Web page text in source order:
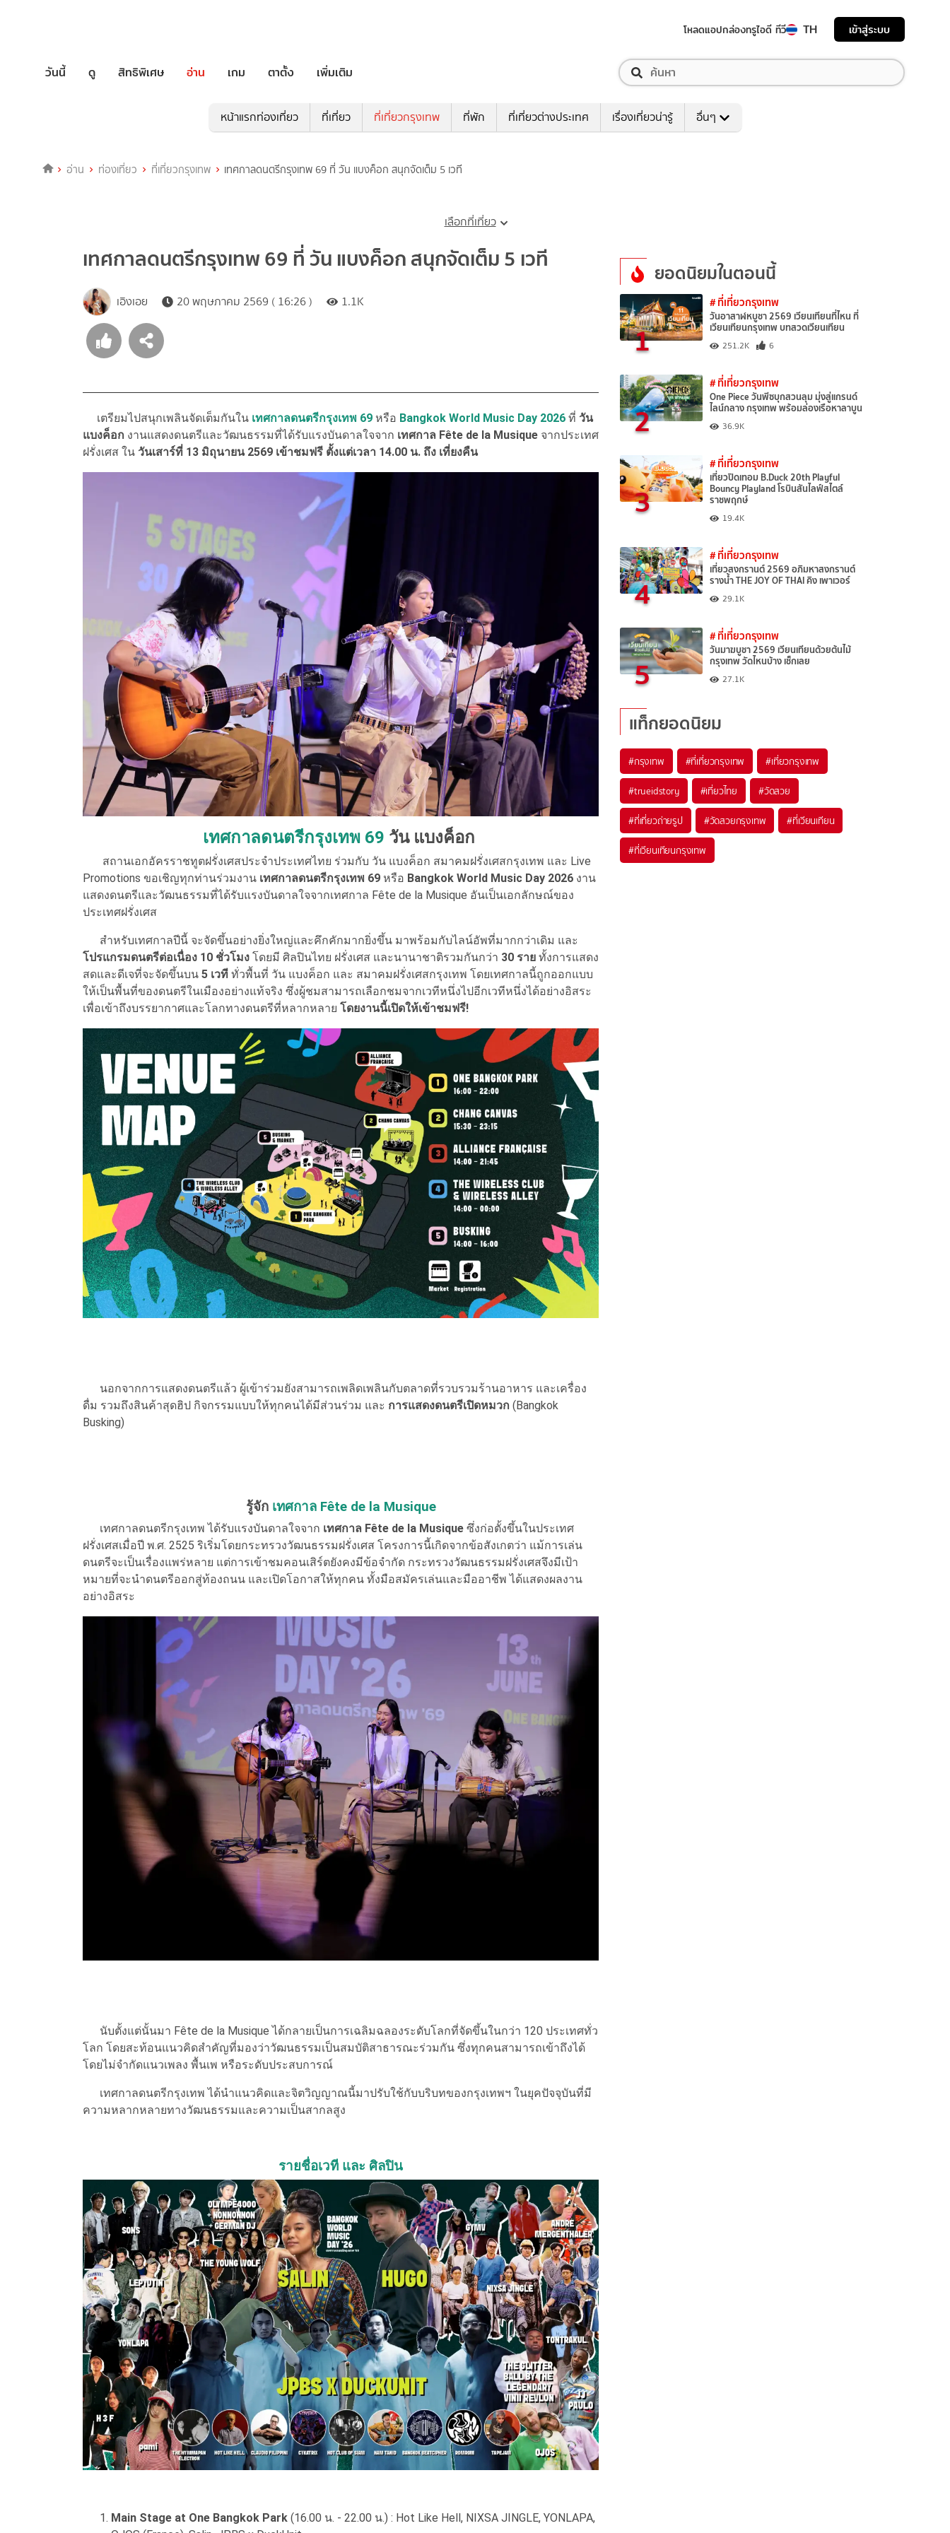
โหลดแอปกล่องทรูไอดี ทีวี TH เข้าสู่ระบบ
วันนี้ ดู สิทธิพิเศษ อ่าน เกม ตาตั้ง เพิ่มเติม
หน้าแรกท่องเที่ยว ที่เที่ยว ที่เที่ยวกรุงเทพ ที่พัก ที่เที่ยวต่างประเทศ เรื่องเที่ยวน่ารู้ อื่นๆ
อ่าน ท่องเที่ยว ที่เที่ยวกรุงเทพ เทศกาลดนตรีกรุงเทพ 69 ที่ วัน แบงค็อก สนุกจัดเต็ม 5 เวที
เลือกที่เที่ยว
เทศกาลดนตรีกรุงเทพ 69 ที่ วัน แบงค็อก สนุกจัดเต็ม 5 เวที
เอิงเอย 20 พฤษภาคม 2569 ( 16:26 ) 1.1K
เตรียมไปสนุกเพลินจัดเต็มกันใน เทศกาลดนตรีกรุงเทพ 69 หรือ Bangkok World Music Day 2026 ที่ วัน
แบงค็อก งานแสดงดนตรีและวัฒนธรรมที่ได้รับแรงบันดาลใจจาก เทศกาล Fête de la Musique จากประเทศ
ฝรั่งเศส ใน วันเสาร์ที่ 13 มิถุนายน 2569 เข้าชมฟรี ตั้งแต่เวลา 14.00 น. ถึง เที่ยงคืน
เทศกาลดนตรีกรุงเทพ 69 วัน แบงค็อก
สถานเอกอัครราชทูตฝรั่งเศสประจำประเทศไทย ร่วมกับ วัน แบงค็อก สมาคมฝรั่งเศสกรุงเทพ และ Live
Promotions ขอเชิญทุกท่านร่วมงาน เทศกาลดนตรีกรุงเทพ 69 หรือ Bangkok World Music Day 2026 งาน
แสดงดนตรีและวัฒนธรรมที่ได้รับแรงบันดาลใจจากเทศกาล Fête de la Musique อันเป็นเอกลักษณ์ของ
ประเทศฝรั่งเศส
สำหรับเทศกาลปีนี้ จะจัดขึ้นอย่างยิ่งใหญ่และคึกคักมากยิ่งขึ้น มาพร้อมกับไลน์อัพที่มากกว่าเดิม และ
โปรแกรมดนตรีต่อเนื่อง 10 ชั่วโมง โดยมี ศิลปินไทย ฝรั่งเศส และนานาชาติรวมกันกว่า 30 ราย ทั้งการแสดง
สดและดีเจที่จะจัดขึ้นบน 5 เวที ทั่วพื้นที่ วัน แบงค็อก และ สมาคมฝรั่งเศสกรุงเทพ โดยเทศกาลนี้ถูกออกแบบ
ให้เป็นพื้นที่ของดนตรีในเมืองอย่างแท้จริง ซึ่งผู้ชมสามารถเลือกชมจากเวทีหนึ่งไปอีกเวทีหนึ่งได้อย่างอิสระ
เพื่อเข้าถึงบรรยากาศและโลกทางดนตรีที่หลากหลาย โดยงานนี้เปิดให้เข้าชมฟรี!
นอกจากการแสดงดนตรีแล้ว ผู้เข้าร่วมยังสามารถเพลิดเพลินกับตลาดที่รวบรวมร้านอาหาร และเครื่อง
ดื่ม รวมถึงสินค้าสุดฮิป กิจกรรมแบบให้ทุกคนได้มีส่วนร่วม และ การแสดงดนตรีเปิดหมวก (Bangkok
Busking)
รู้จัก เทศกาล Fête de la Musique
เทศกาลดนตรีกรุงเทพ ได้รับแรงบันดาลใจจาก เทศกาล Fête de la Musique ซึ่งก่อตั้งขึ้นในประเทศ
ฝรั่งเศสเมื่อปี พ.ศ. 2525 ริเริ่มโดยกระทรวงวัฒนธรรมฝรั่งเศส โครงการนี้เกิดจากข้อสังเกตว่า แม้การเล่น
ดนตรีจะเป็นเรื่องแพร่หลาย แต่การเข้าชมคอนเสิร์ตยังคงมีข้อจำกัด กระทรวงวัฒนธรรมฝรั่งเศสจึงมีเป้า
หมายที่จะนำดนตรีออกสู่ท้องถนน และเปิดโอกาสให้ทุกคน ทั้งมือสมัครเล่นและมืออาชีพ ได้แสดงผลงาน
อย่างอิสระ
นับตั้งแต่นั้นมา Fête de la Musique ได้กลายเป็นการเฉลิมฉลองระดับโลกที่จัดขึ้นในกว่า 120 ประเทศทั่ว
โลก โดยสะท้อนแนวคิดสำคัญที่มองว่าวัฒนธรรมเป็นสมบัติสาธารณะร่วมกัน ซึ่งทุกคนสามารถเข้าถึงได้
โดยไม่จำกัดแนวเพลง พื้นเพ หรือระดับประสบการณ์
เทศกาลดนตรีกรุงเทพ ได้นำแนวคิดและจิตวิญญาณนี้มาปรับใช้กับบริบทของกรุงเทพฯ ในยุคปัจจุบันที่มี
ความหลากหลายทางวัฒนธรรมและความเป็นสากลสูง
รายชื่อเวที และ ศิลปิน
Main Stage at One Bangkok Park (16.00 น. - 22.00 น.) : Hot Like Hell, NIXSA JINGLE, YONLAPA,
ยอดนิยมในตอนนี้
1
# ที่เที่ยวกรุงเทพ
วันอาสาฬหบูชา 2569 เวียนเทียนที่ไหน ที่
เวียนเทียนกรุงเทพ บทสวดเวียนเทียน
251.2K 6
2
# ที่เที่ยวกรุงเทพ
One Piece วันพีซบุกสวนลุม มุ่งสู่แกรนด์
ไลน์กลาง กรุงเทพ พร้อมล่องเรือหาลาบูน
36.9K
3
# ที่เที่ยวกรุงเทพ
เที่ยวปิดเทอม B.Duck 20th Playful
Bouncy Playland โรบินสันไลฟ์สไตล์
ราชพฤกษ์
19.4K
4
# ที่เที่ยวกรุงเทพ
เที่ยวสงกรานต์ 2569 อภิมหาสงกรานต์
รางน้ำ THE JOY OF THAI คิง เพาเวอร์
29.1K
5
# ที่เที่ยวกรุงเทพ
วันมาฆบูชา 2569 เวียนเทียนด้วยต้นไม้
กรุงเทพ วัดไหนบ้าง เช็กเลย
27.1K
แท็กยอดนิยม
#กรุงเทพ #ที่เที่ยวกรุงเทพ #เที่ยวกรุงเทพ
#trueidstory #เที่ยวไทย #วัดสวย
#ที่เที่ยวถ่ายรูป #วัดสวยกรุงเทพ #ที่เวียนเทียน
#ที่เวียนเทียนกรุงเทพ